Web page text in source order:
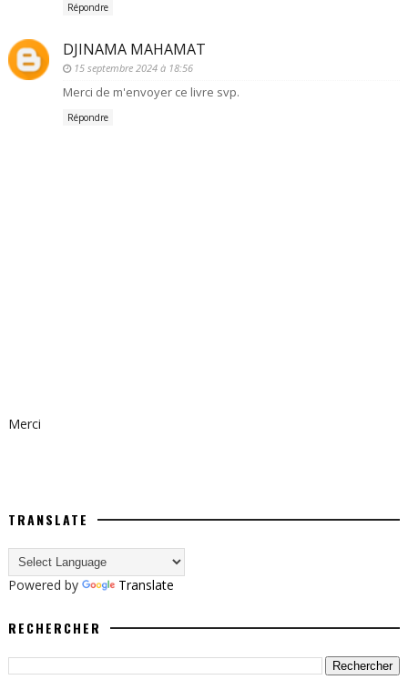
Répondre
DJINAMA MAHAMAT
15 septembre 2024 à 18:56
Merci de m'envoyer ce livre svp.
Répondre
Merci
TRANSLATE
Powered by Translate
RECHERCHER